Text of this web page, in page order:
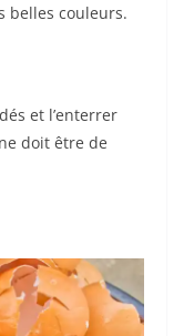
belles couleurs.
et l’enterrer
doit être de